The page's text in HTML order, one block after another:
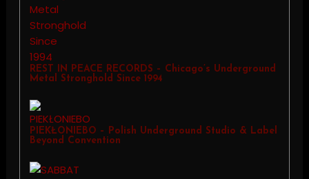
REST IN PEACE RECORDS – Chicago’s Underground
Metal Stronghold Since 1994
PIEKŁONIEBO – Polish Underground Studio & Label
Beyond Convention